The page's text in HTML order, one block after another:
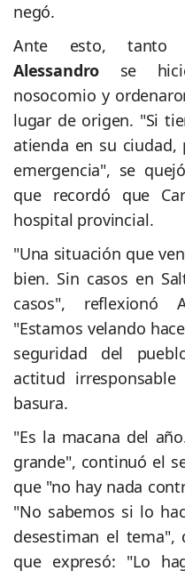
negó.
Ante esto, tanto
Alessandro se
nosocomio y
lugar de origen. "Si
atienda en su
emergencia", se
que recordó que
hospital provincial.
"Una situación que
bien. Sin casos en
casos", reflexionó
"Estamos velando
seguridad del
actitud
basura.
"Es la macana del
grande", continuó el
que "no hay nada
"No sabemos si lo
desestiman el tema",
que expresó: "Lo